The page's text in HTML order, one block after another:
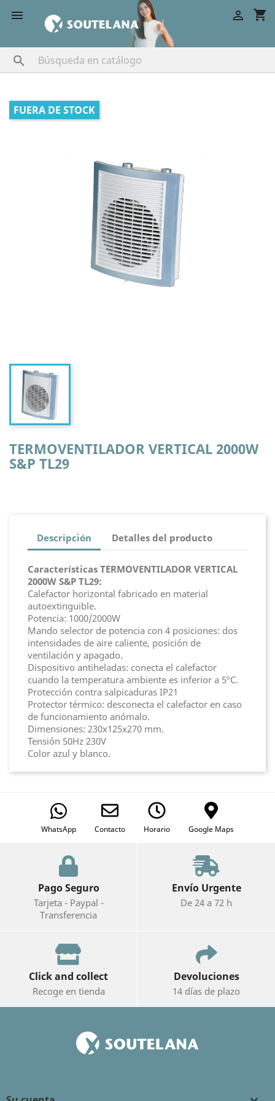
 shopping_cart


FUERA DE STOCK
TERMOVENTILADOR VERTICAL 2000W
S&P TL29
Descripción Detalles del producto
Características TERMOVENTILADOR VERTICAL
2000W S&P TL29:
Calefactor horizontal fabricado en material
autoextinguible.
Potencia: 1000/2000W
Mando selector de potencia con 4 posiciones: dos
intensidades de aire caliente, posición de
ventilación y apagado.
Dispositivo antiheladas: conecta el calefactor
cuando la temperatura ambiente es inferior a 5ºC.
Protección contra salpicaduras IP21
Protector térmico: desconecta el calefactor en caso
de funcionamiento anómalo.
Dimensiones: 230x125x270 mm.
Tensión 50Hz 230V
Color azul y blanco.
WhatsApp Contacto Horario Google Maps
Pago Seguro
Tarjeta - Paypal -
Transferencia
Envío Urgente
De 24 a 72 h
Click and collect
Recoge en tienda
Devoluciones
14 días de plazo